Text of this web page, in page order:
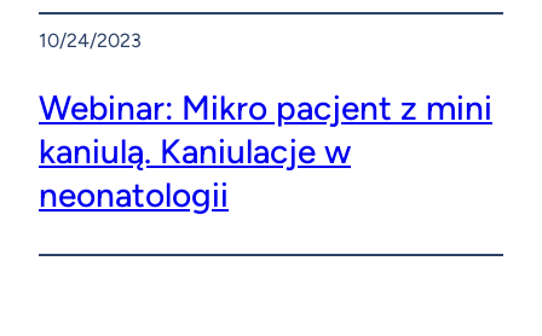
10/24/2023
Webinar: Mikro pacjent z mini
kaniulą. Kaniulacje w
neonatologii